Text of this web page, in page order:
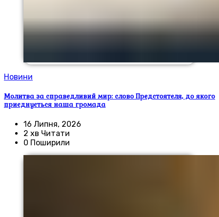
Новини
Молитва за справедливий мир: слово Предстоятеля, до якого
приєднується наша громада
16 Липня, 2026
2 хв Читати
0 Поширили